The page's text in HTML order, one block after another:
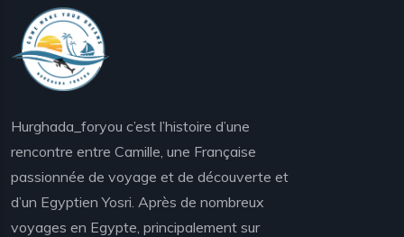
Hurghada_foryou c’est l’histoire d’une
rencontre entre Camille, une Française
passionnée de voyage et de découverte et
d’un Egyptien Yosri. Après de nombreux
voyages en Egypte, principalement sur